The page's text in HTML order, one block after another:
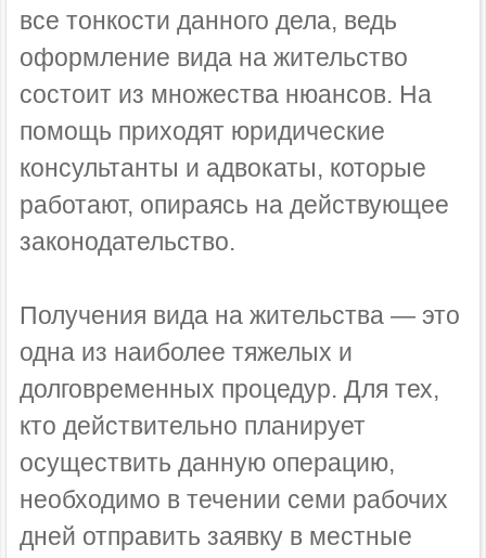
все тонкости данного дела, ведь
оформление вида на жительство
состоит из множества нюансов. На
помощь приходят юридические
консультанты и адвокаты, которые
работают, опираясь на действующее
законодательство.
Получения вида на жительства — это
одна из наиболее тяжелых и
долговременных процедур. Для тех,
кто действительно планирует
осуществить данную операцию,
необходимо в течении семи рабочих
дней отправить заявку в местные